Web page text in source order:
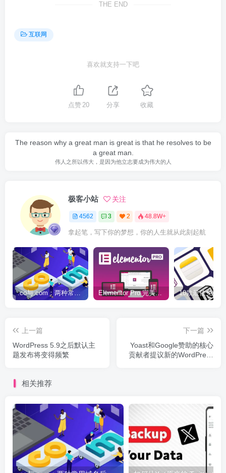
THE END
互联网
喜欢就支持一下吧
点赞20 分享 收藏
The reason why a great man is great is that he resolves to be
a great man.
伟人之所以伟大，是因为他立志要成为伟大的人
极客小站 关注
4562 3 2 48.8W+
拿起笔，写下你的梦想，你的人生就从此刻起航
.co与.com：两种常用域名后缀名完全指南 Elementor Pro 完美汉化中文版（含全套模板）|可视化编辑页面自定义设计WordPress插件
上一篇
WordPress 5.9之后默认主
题发布将变得频繁
下一篇
Yoast和Google赞助的核心
贡献者提议新的WordPress
相关推荐